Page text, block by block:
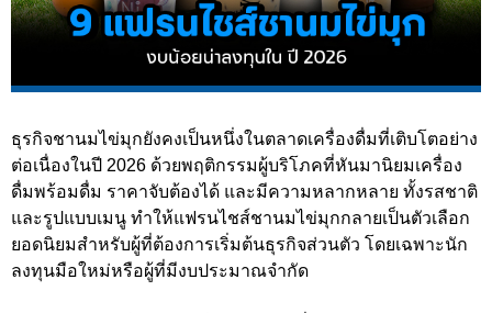
ธุรกิจชานมไข่มุกยังคงเป็นหนึ่งในตลาดเครื่องดื่มที่เติบโตอย่าง
ต่อเนื่องในปี 2026 ด้วยพฤติกรรมผู้บริโภคที่หันมานิยมเครื่อง
ดื่มพร้อมดื่ม ราคาจับต้องได้ และมีความหลากหลาย ทั้งรสชาติ
และรูปแบบเมนู ทำให้แฟรนไชส์ชานมไข่มุกกลายเป็นตัวเลือก
ยอดนิยมสำหรับผู้ที่ต้องการเริ่มต้นธุรกิจส่วนตัว โดยเฉพาะนัก
ลงทุนมือใหม่หรือผู้ที่มีงบประมาณจำกัด